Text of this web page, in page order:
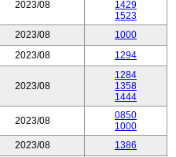
2023/08
1429
1523
2023/08
1000
2023/08 1294
2023/08
1284
1358
1444
2023/08
0850
1000
2023/08
1386